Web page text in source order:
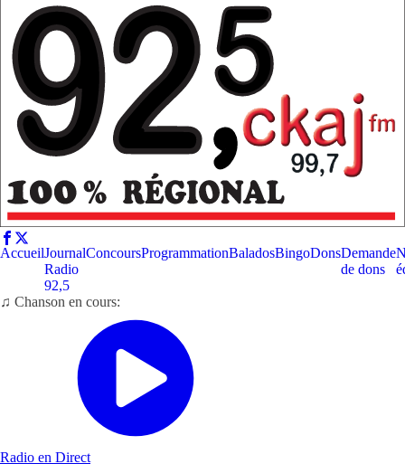
AccueilJournal
Radio
92,5
ConcoursProgrammationBaladosBingoDonsDemande
de dons
♫ Chanson en cours:
Radio en Direct